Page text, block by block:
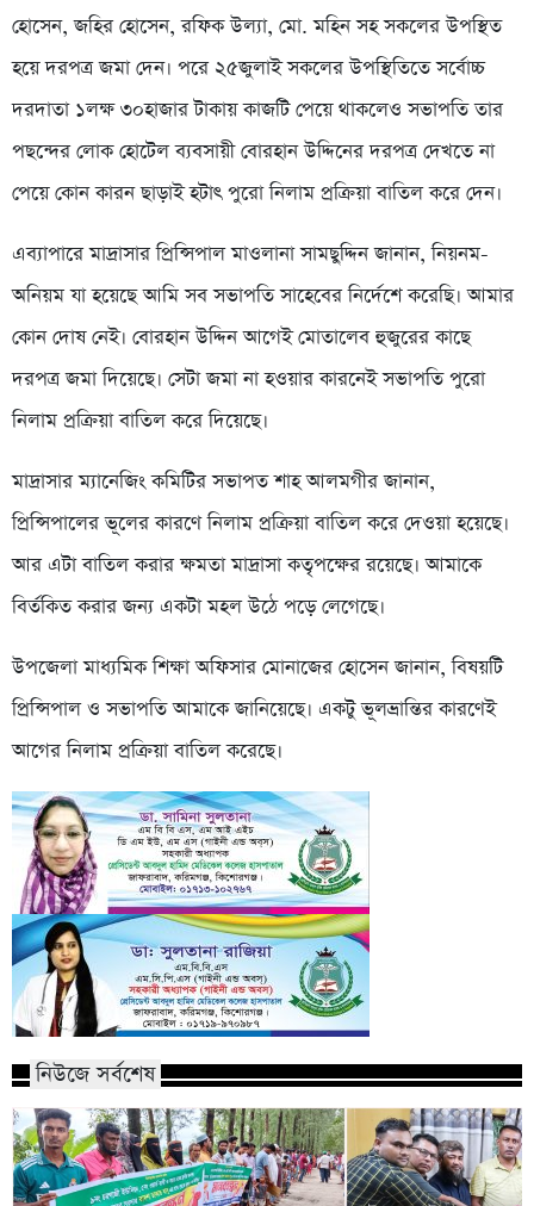
হোসেন, জহির হোসেন, রফিক উল্যা, মো. মহিন সহ সকলের উপস্থিত
হয়ে দরপত্র জমা দেন। পরে ২৫জুলাই সকলের উপস্থিতিতে সর্বোচ্চ
দরদাতা ১লক্ষ ৩০হাজার টাকায় কাজটি পেয়ে থাকলেও সভাপতি তার
পছন্দের লোক হোটেল ব্যবসায়ী বোরহান উদ্দিনের দরপত্র দেখতে না
পেয়ে কোন কারন ছাড়াই হটাৎ পুরো নিলাম প্রক্রিয়া বাতিল করে দেন।
এব্যাপারে মাদ্রাসার প্রিন্সিপাল মাওলানা সামছুদ্দিন জানান, নিয়নম-
অনিয়ম যা হয়েছে আমি সব সভাপতি সাহেবের নির্দেশে করেছি। আমার
কোন দোষ নেই। বোরহান উদ্দিন আগেই মোতালেব হুজুরের কাছে
দরপত্র জমা দিয়েছে। সেটা জমা না হওয়ার কারনেই সভাপতি পুরো
নিলাম প্রক্রিয়া বাতিল করে দিয়েছে।
মাদ্রাসার ম্যানেজিং কমিটির সভাপত শাহ আলমগীর জানান,
প্রিন্সিপালের ভূলের কারণে নিলাম প্রক্রিয়া বাতিল করে দেওয়া হয়েছে।
আর এটা বাতিল করার ক্ষমতা মাদ্রাসা কতৃপক্ষের রয়েছে। আমাকে
বির্তকিত করার জন্য একটা মহল উঠে পড়ে লেগেছে।
উপজেলা মাধ্যমিক শিক্ষা অফিসার মোনাজের হোসেন জানান, বিষয়টি
প্রিন্সিপাল ও সভাপতি আমাকে জানিয়েছে। একটু ভূলভ্রান্তির কারণেই
আগের নিলাম প্রক্রিয়া বাতিল করেছে।
নিউজে সর্বশেষ